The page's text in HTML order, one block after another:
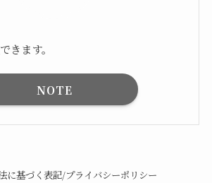
きます。
NOTE
に基づく表記/プライバシーポリシー